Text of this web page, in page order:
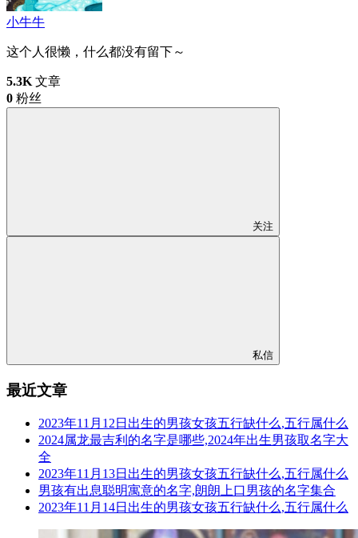
小牛牛
这个人很懒，什么都没有留下～
5.3K 文章
0 粉丝
关注
私信
最近文章
2023年11月12日出生的男孩女孩五行缺什么,五行属什么
2024属龙最吉利的名字是哪些,2024年出生男孩取名字大
全
2023年11月13日出生的男孩女孩五行缺什么,五行属什么
男孩有出息聪明寓意的名字,朗朗上口男孩的名字集合
2023年11月14日出生的男孩女孩五行缺什么,五行属什么